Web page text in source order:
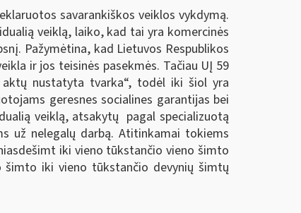
savarankiškos veiklos vykdymą.
veiklą, laiko, kad tai yra komercinės
Pažymėtina, kad Lietuvos Respublikos
ir jos teisinės pasekmės. Tačiau UĮ 59
nustatyta tvarka“, todėl iki šiol yra
geresnes socialines garantijas bei
veiklą, atsakytų pagal specializuotą
už nelegalų darbą. Atitinkamai tokiems
iki vieno tūkstančio vieno šimto
iki vieno tūkstančio devynių šimtų